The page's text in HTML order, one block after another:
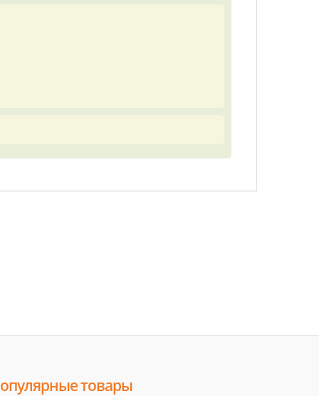
товары